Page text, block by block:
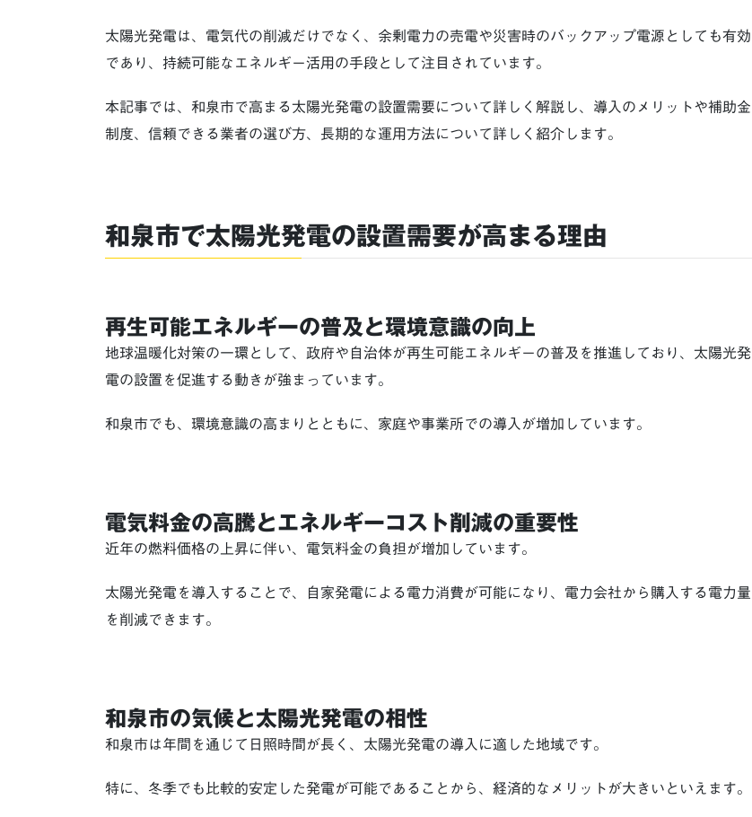
太陽光発電は、電気代の削減だけでなく、余剰電力の売電や災害時のバックアップ電源としても有効
であり、持続可能なエネルギー活用の手段として注目されています。
本記事では、和泉市で高まる太陽光発電の設置需要について詳しく解説し、導入のメリットや補助金
制度、信頼できる業者の選び方、長期的な運用方法について詳しく紹介します。
和泉市で太陽光発電の設置需要が高まる理由
再生可能エネルギーの普及と環境意識の向上
地球温暖化対策の一環として、政府や自治体が再生可能エネルギーの普及を推進しており、太陽光発
電の設置を促進する動きが強まっています。
和泉市でも、環境意識の高まりとともに、家庭や事業所での導入が増加しています。
電気料金の高騰とエネルギーコスト削減の重要性
近年の燃料価格の上昇に伴い、電気料金の負担が増加しています。
太陽光発電を導入することで、自家発電による電力消費が可能になり、電力会社から購入する電力量
を削減できます。
和泉市の気候と太陽光発電の相性
和泉市は年間を通じて日照時間が長く、太陽光発電の導入に適した地域です。
特に、冬季でも比較的安定した発電が可能であることから、経済的なメリットが大きいといえます。